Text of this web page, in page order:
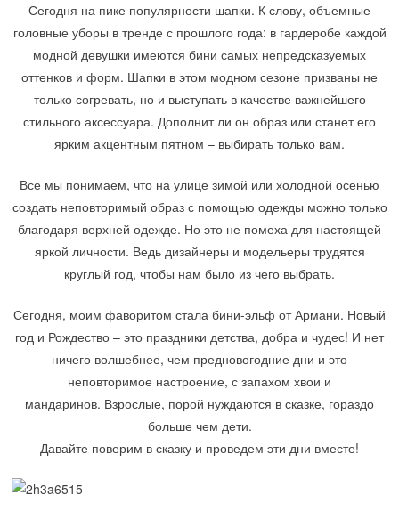
Сегодня на пике популярности шапки. К слову, объемные
головные уборы в тренде с прошлого года: в гардеробе каждой
модной девушки имеются бини самых непредсказуемых
оттенков и форм. Шапки в этом модном сезоне призваны не
только согревать, но и выступать в качестве важнейшего
стильного аксессуара. Дополнит ли он образ или станет его
ярким акцентным пятном – выбирать только вам.
Все мы понимаем, что на улице зимой или холодной осенью
создать неповторимый образ с помощью одежды можно только
благодаря верхней одежде. Но это не помеха для настоящей
яркой личности. Ведь дизайнеры и модельеры трудятся
круглый год, чтобы нам было из чего выбрать.
Сегодня, моим фаворитом стала бини-эльф от Армани. Новый
год и Рождество – это праздники детства, добра и чудес! И нет
ничего волшебнее, чем предновогодние дни и это
неповторимое настроение, с запахом хвои и
мандаринов. Взрослые, порой нуждаются в сказке, гораздо
больше чем дети.
Давайте поверим в сказку и проведем эти дни вместе!